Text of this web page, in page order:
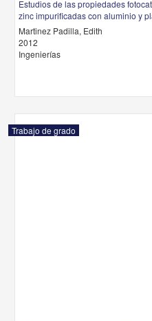
Estudios de las propiedades
zinc impurificadas con aluminio y
Martinez Padilla, Edith
2012
Ingenierías
Trabajo de grado